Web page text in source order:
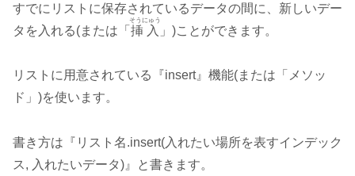
すでにリストに保存されているデータの間に、新しいデー
タを入れる(または「 挿入
そうにゅう
」)ことができます。
リストに用意されている『insert』機能(または「メソッ
ド」)を使います。
書き方は『リスト名.insert(入れたい場所を表すインデック
ス, 入れたいデータ)』と書きます。